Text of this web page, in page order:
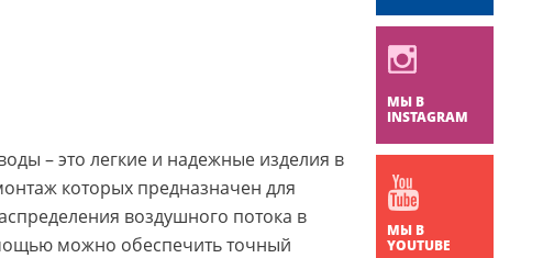
МЫ В
INSTAGRAM
МЫ В
YOUTUBE
– это легкие и надежные изделия в
которых предназначен для
воздушного потока в
можно обеспечить точный